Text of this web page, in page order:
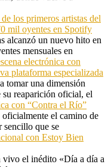
los primeros artistas del
mil oyentes en Spotify
alcanzó un nuevo hito en
mensuales en
electrónica con
plataforma especializada
tomar una dimensión
su reaparición oficial, el
con “Contra el Río”
el camino de
sencillo que se
con Estoy Bien
vivo el inédito «Día a día a